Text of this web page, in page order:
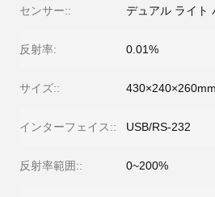
センサー:: デュアル ライト
反射率: 0.01%
サイズ:: 430×240×260mm
インターフェイス:: USB/RS-232
反射率範囲:: 0~200%